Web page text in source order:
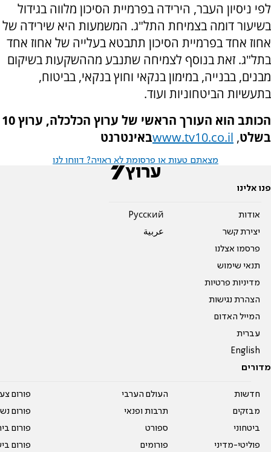
לפי ניסיון העבר, הירידה בפרמיית הסיכון מלווה בגידול
בשיעור דומה בצמיחת התל"ג. המשמעות היא שירידה של
אחוז אחד בפרמיית הסיכון תתבטא בעלייה של אחוז אחד
בתל"ג. זאת בנוסף לצמיחה שתנבע מההשקעות בשיקום
מבנים, בבנייה, במימון בנקאי וחוץ בנקאי, בביטוח,
בתעשיות הביטחוניות ועוד.
הכותב הוא העורך הראשי של ערוץ הכלכלה, ערוץ 10
בשלט,
www.tv10.co.ilבאינטרנט
מצאתם טעות או פרסומת לא ראויה? דווחו לנו
פנו אלינו
אודות
יצירת קשר
פרסמו אצלנו
תנאי שימוש
מדיניות פרטיות
הצהרת נגישות
המייל האדום
עברית
English
Pусский
عربية
מדורים
חדשות
מבזקים
ביטחוני
פוליטי-מדיני
העולם הערבי
תרבות ופנאי
ספורט
פורומים
פורום
פורום
פורום
פורום